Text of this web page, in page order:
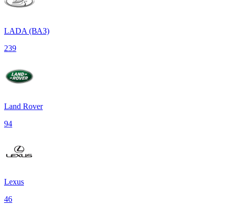
LADA (ВАЗ)
239
Land Rover
94
Lexus
46